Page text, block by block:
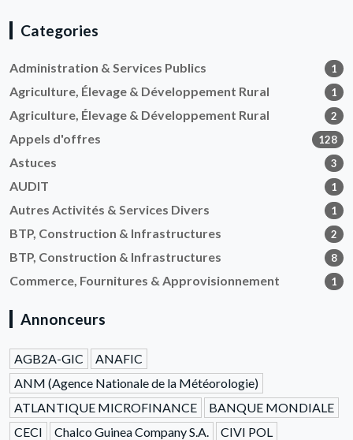
Categories
Administration & Services Publics 1
Agriculture, Élevage & Développement Rural 1
Agriculture, Élevage & Développement Rural 2
Appels d'offres 128
Astuces 3
AUDIT 1
Autres Activités & Services Divers 1
BTP, Construction & Infrastructures 2
BTP, Construction & Infrastructures 8
Commerce, Fournitures & Approvisionnement 1
Annonceurs
AGB2A-GIC
ANAFIC
ANM (Agence Nationale de la Météorologie)
ATLANTIQUE MICROFINANCE
BANQUE MONDIALE
CECI
Chalco Guinea Company S.A.
CIVI POL